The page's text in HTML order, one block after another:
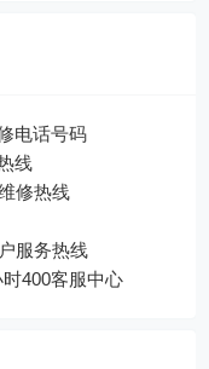
电话号码
线
修热线
服务热线
400客服中心